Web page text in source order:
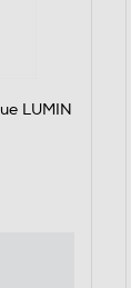
LUMIN